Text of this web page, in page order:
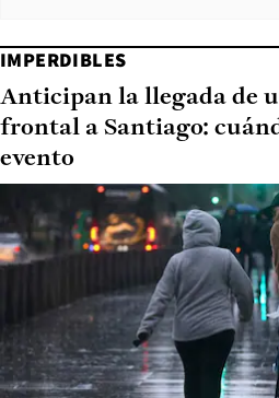
IMPERDIBLES
Anticipan la llegada de
frontal a Santiago:
evento